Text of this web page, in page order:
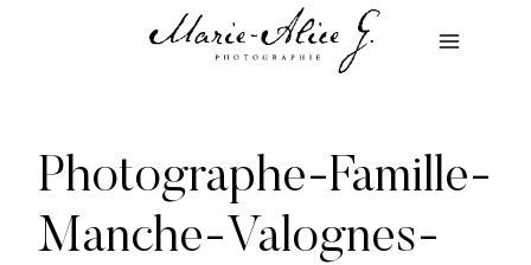
Photographe-Famille-
Manche-Valognes-